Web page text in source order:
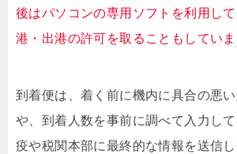
後はパソコンの専用ソフトを利用し
港・出港の許可を取ることもしていま
到着便は、着く前に機内に具合の悪
や、到着人数を事前に調べて入力し
疫や税関本部に最終的な情報を送信し